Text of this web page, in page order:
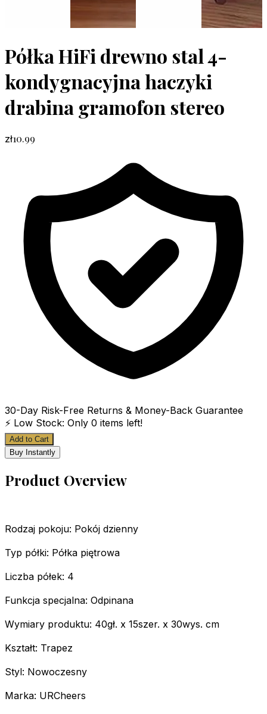
Półka HiFi drewno stal 4-
kondygnacyjna haczyki
drabina gramofon stereo
zł10.99
30-Day Risk-Free Returns & Money-Back Guarantee
⚡ Low Stock: Only 0 items left!
Add to Cart
Buy Instantly
Product Overview
Rodzaj pokoju: Pokój dzienny
Typ półki: Półka piętrowa
Liczba półek: 4
Funkcja specjalna: Odpinana
Wymiary produktu: 40gł. x 15szer. x 30wys. cm
Kształt: Trapez
Styl: Nowoczesny
Marka: URCheers